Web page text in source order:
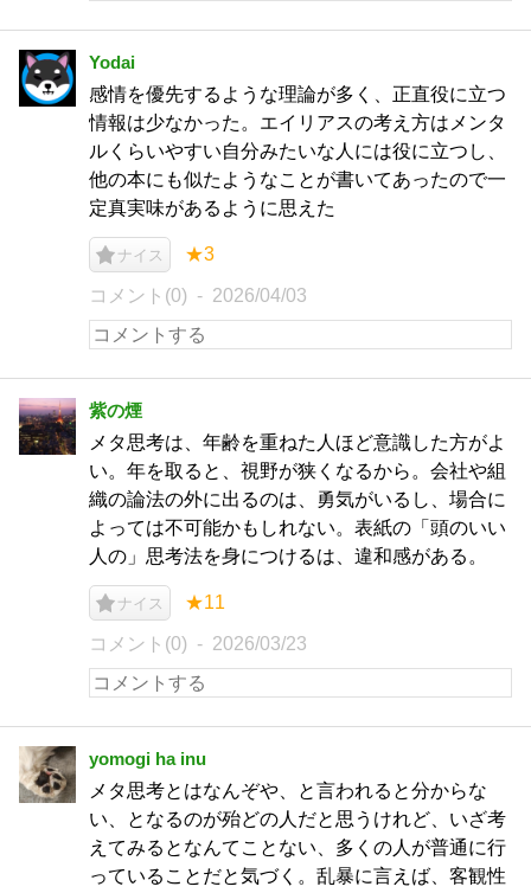
Yodai
感情を優先するような理論が多く、正直役に立つ
情報は少なかった。エイリアスの考え方はメンタ
ルくらいやすい自分みたいな人には役に立つし、
他の本にも似たようなことが書いてあったので一
定真実味があるように思えた
ナイス ★3
コメント(0) 2026/04/03
紫の煙
メタ思考は、年齢を重ねた人ほど意識した方がよ
い。年を取ると、視野が狭くなるから。会社や組
織の論法の外に出るのは、勇気がいるし、場合に
よっては不可能かもしれない。表紙の「頭のいい
人の」思考法を身につけるは、違和感がある。
ナイス ★11
コメント(0) 2026/03/23
yomogi ha inu
メタ思考とはなんぞや、と言われると分からな
い、となるのが殆どの人だと思うけれど、いざ考
えてみるとなんてことない、多くの人が普通に行
っていることだと気づく。乱暴に言えば、客観性